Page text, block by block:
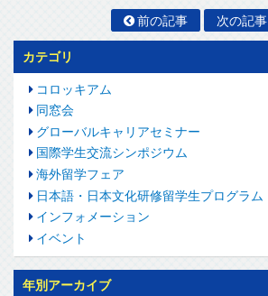
前の記事 次の記事
カテゴリ
コロッキアム
同窓会
グローバルキャリアセミナー
国際学生交流シンポジウム
海外留学フェア
日本語・日本文化研修留学生プログラム
インフォメーション
イベント
年別アーカイブ